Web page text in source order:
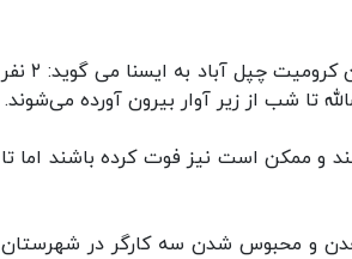
۱۷:۰۶ آسماعیل کاخ سرپرست فرمانداری شهرستان ارزوئیه نیز درباره حادثه معدن کرومیت چپل آباد به ایسنا می گوید: ۲ نفر
تا شب از زیر آوار بیرون آورده می‌شوند.
و ممکن است نیز فوت کرده باشند اما تا
معدن و محبوس شدن سه کارگر در شهرستان